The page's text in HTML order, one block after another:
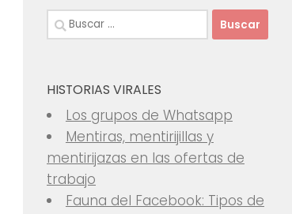
Buscar:
HISTORIAS VIRALES
Los grupos de Whatsapp
Mentiras, mentirijillas y
mentirijazas en las ofertas de
trabajo
Fauna del Facebook: Tipos de